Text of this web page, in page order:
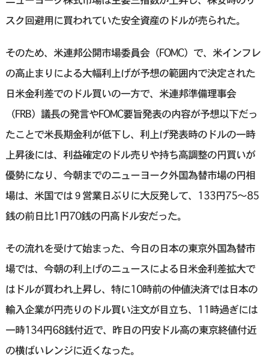
スク回避用に買われていた安全資産のドルが売られた。
そのため、米連邦公開市場委員会（FOMC）で、米インフレ
の高止まりによる大幅利上げが予想の範囲内で決定された
日米金利差でのドル買いの一方で、米連邦準備理事会
（FRB）議長の発言やFOMC要旨発表の内容が予想以下だっ
たことで米長期金利が低下し、利上げ発表時のドルの一時
上昇後には、利益確定のドル売りや持ち高調整の円買いが
優勢になり、今朝までのニューヨーク外国為替市場の円相
場は、米国では９営業日ぶりに大反発して、133円75～85
銭の前日比1円70銭の円高ドル安だった。
その流れを受けて始まった、今日の日本の東京外国為替市
場では、今朝の利上げのニュースによる日米金利差拡大で
はドルが買われ上昇し、特に10時前の仲値決済では日本の
輸入企業が円売りのドル買い注文が目立ち、11時過ぎには
一時134円68銭付近で、昨日の円安ドル高の東京終値付近
の横ばいレンジに近くなった。